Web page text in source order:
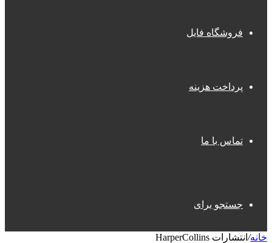
فروشگاه فایل
پرداخت هزینه
تماس با ما
جستجو برای
خانه/ انتشارات HarperCollins